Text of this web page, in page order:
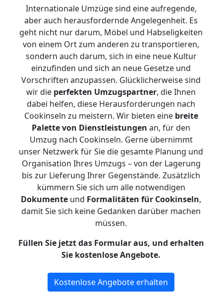
Internationale Umzüge sind eine aufregende,
aber auch herausfordernde Angelegenheit. Es
geht nicht nur darum, Möbel und Habseligkeiten
von einem Ort zum anderen zu transportieren,
sondern auch darum, sich in eine neue Kultur
einzufinden und sich an neue Gesetze und
Vorschriften anzupassen. Glücklicherweise sind
wir die perfekten Umzugspartner, die Ihnen
dabei helfen, diese Herausforderungen nach
Cookinseln zu meistern. Wir bieten eine breite
Palette von Dienstleistungen an, für den
Umzug nach Cookinseln. Gerne übernimmt
unser Netzwerk für Sie die gesamte Planung und
Organisation Ihres Umzugs – von der Lagerung
bis zur Lieferung Ihrer Gegenstände. Zusätzlich
kümmern Sie sich um alle notwendigen
Dokumente und Formalitäten für Cookinseln,
damit Sie sich keine Gedanken darüber machen
müssen.
Füllen Sie jetzt das Formular aus, und erhalten
Sie kostenlose Angebote.
Kostenlose Angebote erhalten